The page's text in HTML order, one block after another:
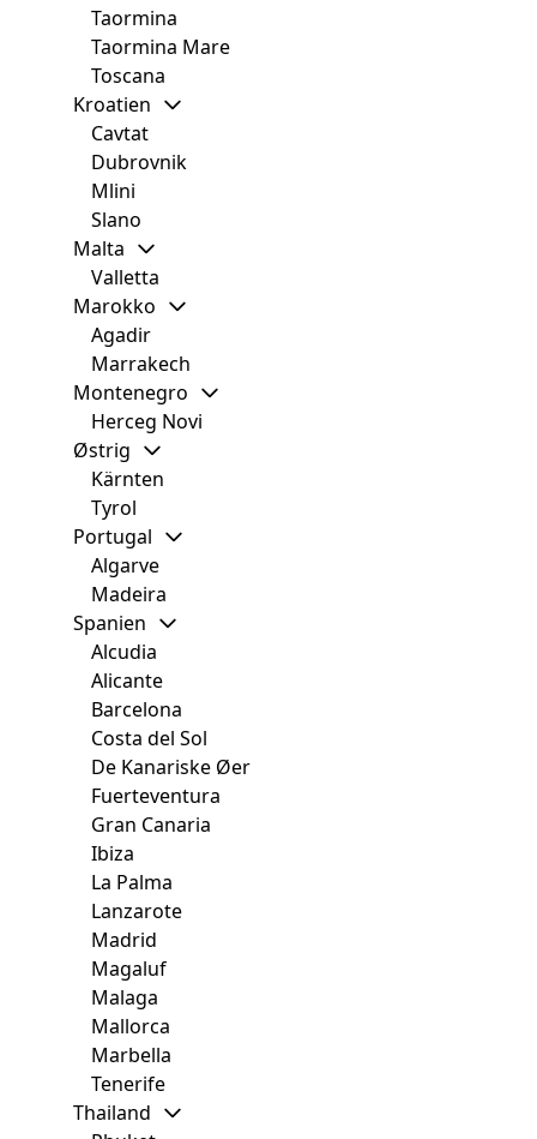
Taormina
Taormina Mare
Toscana
Kroatien
Cavtat
Dubrovnik
Mlini
Slano
Malta
Valletta
Marokko
Agadir
Marrakech
Montenegro
Herceg Novi
Østrig
Kärnten
Tyrol
Portugal
Algarve
Madeira
Spanien
Alcudia
Alicante
Barcelona
Costa del Sol
De Kanariske Øer
Fuerteventura
Gran Canaria
Ibiza
La Palma
Lanzarote
Madrid
Magaluf
Malaga
Mallorca
Marbella
Tenerife
Thailand